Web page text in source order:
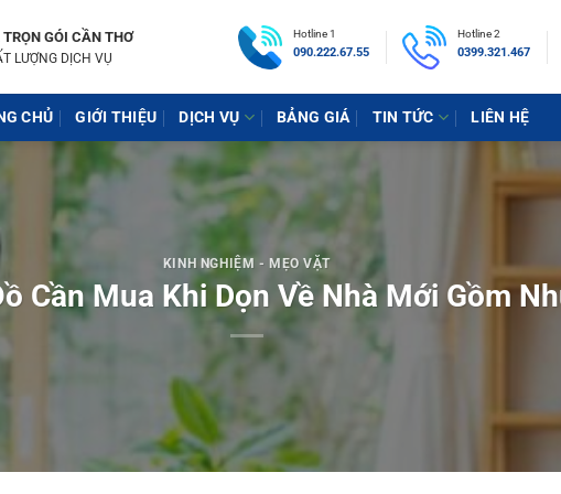
GÓI CẦN THƠ
LƯỢNG DỊCH VỤ
Hotline 1
090.222.67.55
Hotline 2
0399.321.467
CHỦ GIỚI THIỆU DỊCH VỤ BẢNG GIÁ TIN TỨC LIÊN HỆ
KINH NGHIỆM - MẸO VẶT
Cần Mua Khi Dọn Về Nhà Mới Gồm